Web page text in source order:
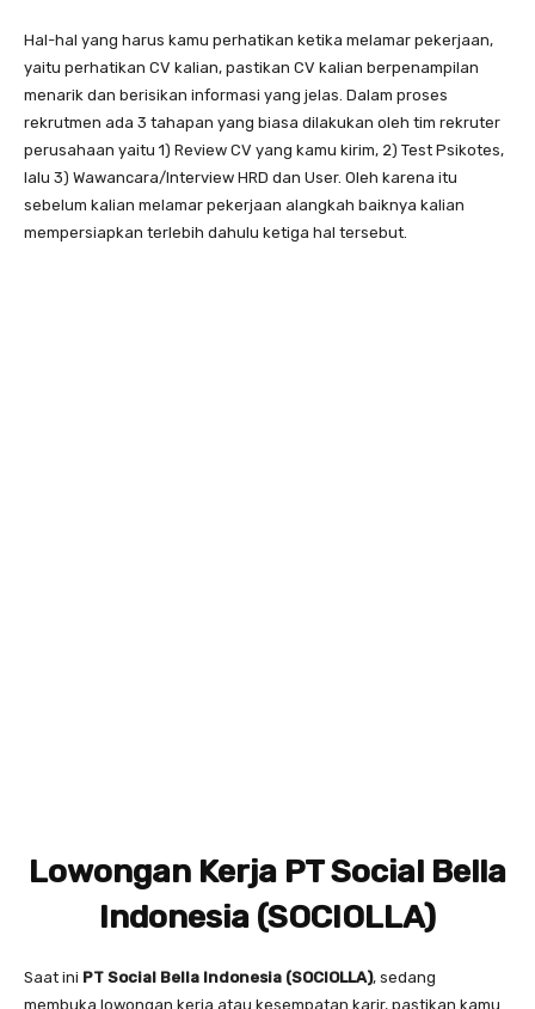
Hal-hal yang harus kamu perhatikan ketika melamar pekerjaan,
yaitu perhatikan CV kalian, pastikan CV kalian berpenampilan
menarik dan berisikan informasi yang jelas. Dalam proses
rekrutmen ada 3 tahapan yang biasa dilakukan oleh tim rekruter
perusahaan yaitu 1) Review CV yang kamu kirim, 2) Test Psikotes,
lalu 3) Wawancara/Interview HRD dan User. Oleh karena itu
sebelum kalian melamar pekerjaan alangkah baiknya kalian
mempersiapkan terlebih dahulu ketiga hal tersebut.
Lowongan Kerja PT Social Bella
Indonesia (SOCIOLLA)
Saat ini PT Social Bella Indonesia (SOCIOLLA), sedang
membuka lowongan kerja atau kesempatan karir, pastikan kamu